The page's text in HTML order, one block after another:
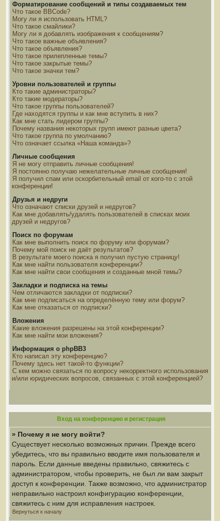
Форматирование сообщений и типы создаваемых тем
Что такое BBCode?
Могу ли я использовать HTML?
Что такое смайлики?
Могу ли я добавлять изображения к сообщениям?
Что такое важные объявления?
Что такое объявления?
Что такое прилепленные темы?
Что такое закрытые темы?
Что такое значки тем?
Уровни пользователей и группы
Кто такие администраторы?
Кто такие модераторы?
Что такое группы пользователей?
Где находятся группы и как мне вступить в них?
Как мне стать лидером группы?
Почему названия некоторых групп имеют разные цвета?
Что такое группа по умолчанию?
Что означает ссылка «Наша команда»?
Личные сообщения
Я не могу отправить личные сообщения!
Я постоянно получаю нежелательные личные сообщения!
Я получил спам или оскорбительный email от кого-то с этой
конференции!
Друзья и недруги
Что означают списки друзей и недругов?
Как мне добавлять/удалять пользователей в списках моих
друзей и недругов?
Поиск по форумам
Как мне выполнить поиск по форуму или форумам?
Почему мой поиск не даёт результатов?
В результате моего поиска я получил пустую страницу!
Как мне найти пользователя конференции?
Как мне найти свои сообщения и созданные мной темы?
Закладки и подписка на темы
Чем отличаются закладки от подписки?
Как мне подписаться на определённую тему или форум?
Как мне отказаться от подписки?
Вложения
Какие вложения разрешены на этой конференции?
Как мне найти мои вложения?
Информация о phpBB3
Кто написал эту конференцию?
Почему здесь нет такой-то функции?
С кем можно связаться по вопросу некорректного использования
и/или юридических вопросов, связанных с этой конференцией?
Вход на конференцию и регистрация
» Почему я не могу войти?
Существует несколько возможных причин. Прежде всего
убедитесь, что вы правильно вводите имя пользователя и
пароль. Если данные введены правильно, свяжитесь с
администратором, чтобы проверить, не был ли вам закрыт
доступ к конференции. Также возможно, что администратор
неправильно настроил конфигурацию конференции,
свяжитесь с ним для исправления настроек.
Вернуться к началу